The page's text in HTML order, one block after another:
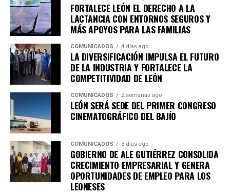
entre ellos la Academia Metropolitana de Seguridad
Pública, CANACO Servytur León, Universidad
Iberoamericana León, Universidad La Salle Bajío,
CANACINTRA León y el Tecnológico de Monterrey
Campus León, fortaleciendo el trabajo colaborativo
entre gobierno, academia, iniciativa privada y sociedad.
Municipal de Planeación de León refrendan su
compromiso con la participación ciudadana y la
planeación estratégica como herramientas
fundamentales para construir una ciudad más
competitiva, sostenible, incluyente y preparada para los
retos de las próximas décadas.
FORTALECE LEÓN EL DERECHO A LA
LACTANCIA CON ENTORNOS SEGUROS Y
MÁS APOYOS PARA LAS FAMILIAS
COMUNICADOS 4 días ago
LA DIVERSIFICACIÓN IMPULSA EL FUTURO
DE LA INDUSTRIA Y FORTALECE LA
COMPETITIVIDAD DE LEÓN
COMUNICADOS 2 semanas ago
LEÓN SERÁ SEDE DEL PRIMER CONGRESO
CINEMATOGRÁFICO DEL BAJÍO
COMUNICADOS 3 días ago
GOBIERNO DE ALE GUTIÉRREZ CONSOLIDA
CRECIMIENTO EMPRESARIAL Y GENERA
OPORTUNIDADES DE EMPLEO PARA LOS
LEONESES